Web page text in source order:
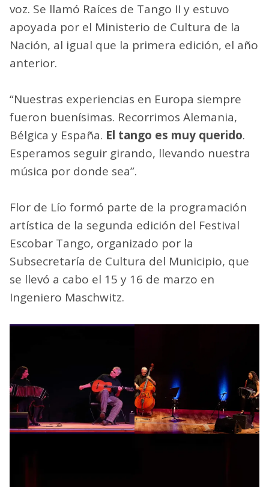
voz. Se llamó Raíces de Tango II y estuvo
apoyada por el Ministerio de Cultura de la
Nación, al igual que la primera edición, el año
anterior.
“Nuestras experiencias en Europa siempre
fueron buenísimas. Recorrimos Alemania,
Bélgica y España. El tango es muy querido.
Esperamos seguir girando, llevando nuestra
música por donde sea”.
Flor de Lío formó parte de la programación
artística de la segunda edición del Festival
Escobar Tango, organizado por la
Subsecretaría de Cultura del Municipio, que
se llevó a cabo el 15 y 16 de marzo en
Ingeniero Maschwitz.